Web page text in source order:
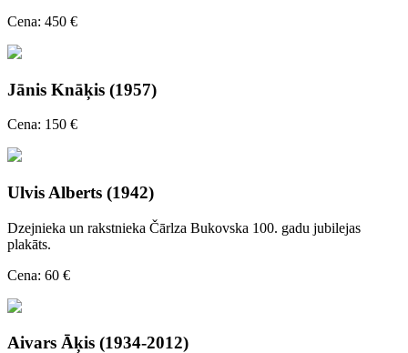
Cena: 450 €
Jānis Knāķis (1957)
Cena: 150 €
Ulvis Alberts (1942)
Dzejnieka un rakstnieka Čārlza Bukovska 100. gadu jubilejas
plakāts.
Cena: 60 €
Aivars Āķis (1934-2012)